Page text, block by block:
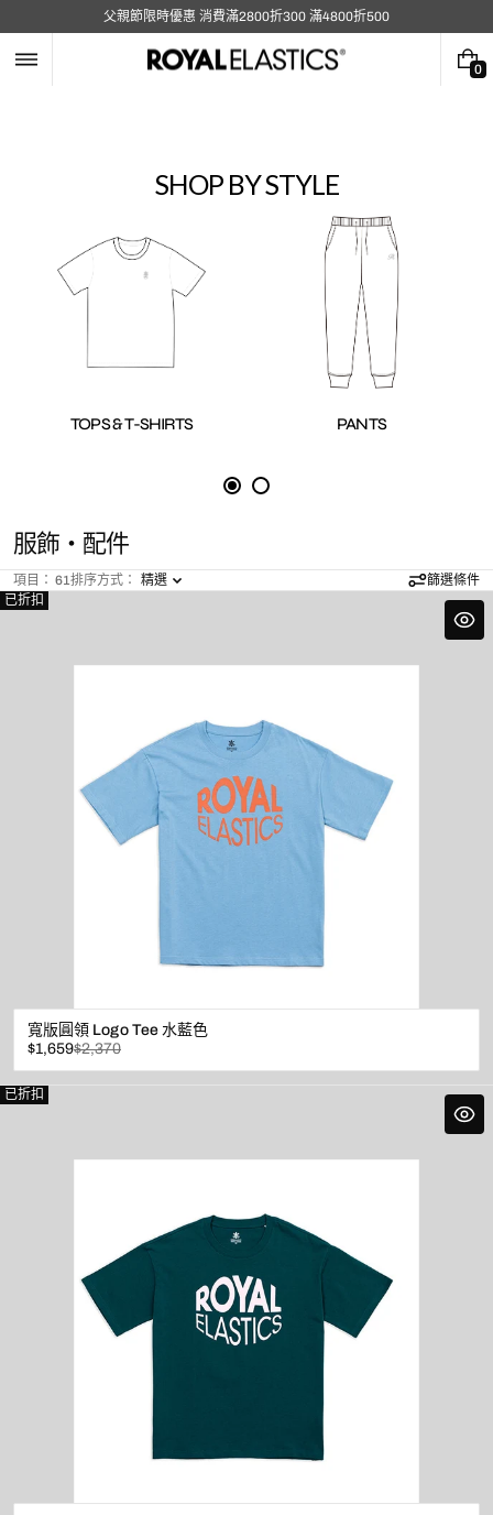
父親節限時優惠 消費滿2800折300 滿4800折500
0
0
SHOP BY STYLE
TOPS & T-SHIRTS PANTS
系
列
:
服飾‧配件
項目： 61排序方式： 精選
篩選條件
已折扣
寬版圓領 Logo Tee 水藍色
已
折
扣
$1,659
原
價
$2,370
已折扣